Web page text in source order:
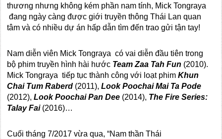
thương nhưng không kém phần nam tính, Mick Tongraya
đang ngày càng được giới truyền thông Thái Lan quan
tâm và có nhiều dự án hấp dẫn tìm đến trao gửi tận tay!
Nam diễn viên Mick Tongraya có vai diễn đầu tiên trong
bộ phim truyền hình hài hước Team Zaa Tah Fun (2010).
Mick Tongraya tiếp tục thành công với loạt phimKhun
Chai Tum Raberd (2011),Look Poochai Mai Ta Pode
(2012),Look Poochai Pan Dee (2014), The Fire Series:
Talay Fai(2016)…
Cuối tháng 7/2017 vừa qua, “Nam thần Thái